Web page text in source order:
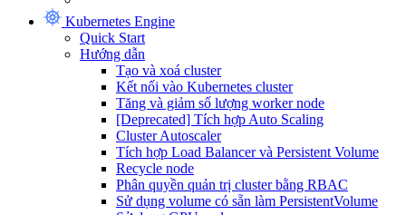
Kubernetes Engine
Quick Start
Hướng dẫn
Tạo và xoá cluster
Kết nối vào Kubernetes cluster
Tăng và giảm số lượng worker node
[Deprecated] Tích hợp Auto Scaling
Cluster Autoscaler
Tích hợp Load Balancer và Persistent Volume
Recycle node
Phân quyền quản trị cluster bằng RBAC
Sử dụng volume có sẵn làm PersistentVolume